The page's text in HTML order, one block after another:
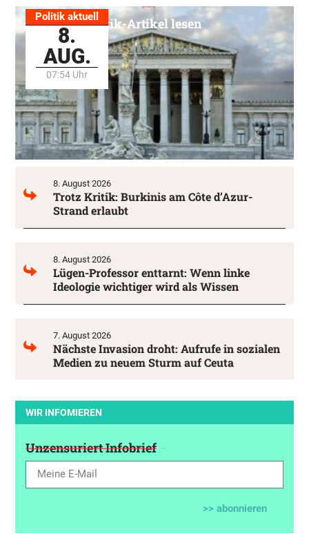
Politik aktuell
8.
AUG.
07:54 Uhr
Alle Politik-Artikel lesen
8. August 2026
Trotz Kritik: Burkinis am Côte d’Azur-
Strand erlaubt
8. August 2026
Lügen-Professor enttarnt: Wenn linke
Ideologie wichtiger wird als Wissen
7. August 2026
Nächste Invasion droht: Aufrufe in sozialen
Medien zu neuem Sturm auf Ceuta
WIR INFOMIEREN
Unzensuriert Infobrief
>> abonnieren